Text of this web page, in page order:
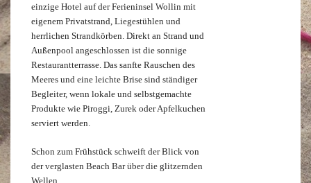
einzige Hotel auf der Ferieninsel Wollin mit
eigenem Privatstrand, Liegestühlen und
herrlichen Strandkörben. Direkt an Strand und
Außenpool angeschlossen ist die sonnige
Restaurantterrasse. Das sanfte Rauschen des
Meeres und eine leichte Brise sind ständiger
Begleiter, wenn lokale und selbstgemachte
Produkte wie Piroggi, Zurek oder Apfelkuchen
serviert werden.
Schon zum Frühstück schweift der Blick von
der verglasten Beach Bar über die glitzernden
Wellen.